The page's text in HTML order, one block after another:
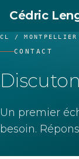
Cédric
CL / MONTPELLIER
CONTACT
Un premier
besoin.